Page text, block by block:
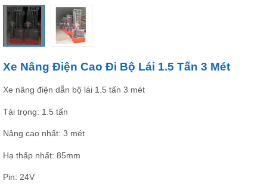
Xe Nâng Điện Cao Đi Bộ Lái 1.5 Tấn 3 Mét
Xe nâng điện dẫn bộ lái 1.5 tấn 3 mét
Tải trọng: 1.5 tấn
Nâng cao nhất: 3 mét
Hạ thấp nhất: 85mm
Pin: 24V